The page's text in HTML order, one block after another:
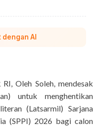
AI
Oleh Soleh, mendesak
untuk menghentikan
(Latsarmil) Sarjana
(SPPI) 2026 bagi calon